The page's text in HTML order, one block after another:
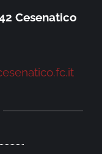
Cesenatico